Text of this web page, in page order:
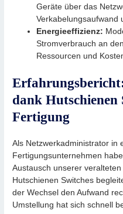
Geräte über das
Verkabelungsaufwand
Energieeffizienz:
Stromverbrauch an
Ressourcen und
dank Hutschienen
Fertigung
Als Netzwerkadministrator in
Fertigungsunternehmen
Austausch unserer
Hutschienen Switches
der Wechsel den Aufwand
Umstellung hat sich schnell